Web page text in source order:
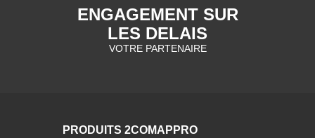
ENGAGEMENT SUR
LES DELAIS
VOTRE PARTENAIRE
PRODUITS 2COMAPPRO